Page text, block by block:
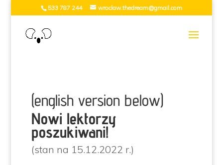
533 787 244 wroclaw.thedream@gmail.com
(english version below)
Nowi lektorzy
poszukiwani!
(stan na 15.12.2022 r.)